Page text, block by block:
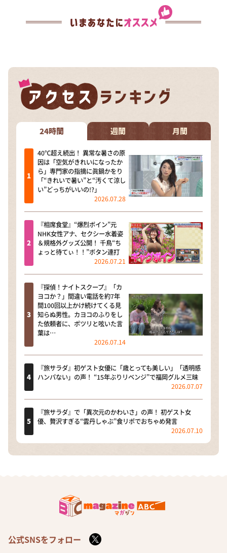
24時間 週間 月間
40℃超え続出！ 異常な暑さの原
因は「空気がきれいになったか
ら」専門家の指摘に眞鍋かをり
「“きれいで暑い”と“汚くて涼し
い”どっちがいいの!?」
2026.07.28
『相席食堂』“爆烈ボイン”元
NHK女性アナ、セクシー水着姿
＆規格外グッズ公開！ 千鳥“ち
ょっと待てぃ！！”ボタン連打
2026.07.21
『探偵！ナイトスクープ』「カ
ヨコか？」間違い電話を約7年
間100回以上かけ続けてくる見
知らぬ男性。カヨコのふりをし
た依頼者に、ポツリと呟いた言
葉は…
2026.07.14
『旅サラダ』初ゲスト女優に「歳とっても美しい」「透明感
ハンパない」の声！ “15年ぶりリベンジ”で福岡グルメ三昧
2026.07.07
『旅サラダ』で「異次元のかわいさ」の声！ 初ゲスト女
優、贅沢すぎる“雲丹しゃぶ”食リポでおちゃめ発言
2026.07.10
公式SNSをフォロー